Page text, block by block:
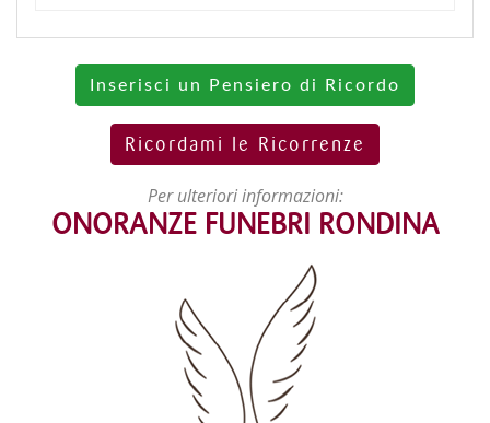
Inserisci un Pensiero di Ricordo
Ricordami le Ricorrenze
Per ulteriori informazioni:
ONORANZE FUNEBRI RONDINA